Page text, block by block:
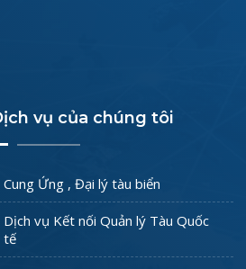
vụ của chúng tôi
Cung Ứng , Đại lý tàu biển
Dịch vụ Kết nối Quản lý Tàu Quốc
tế